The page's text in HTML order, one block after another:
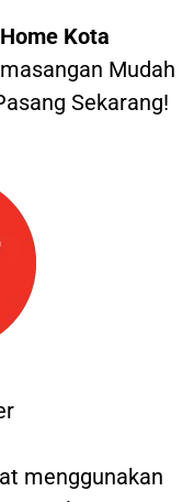
Kota
Mudah
Sekarang!
menggunakan